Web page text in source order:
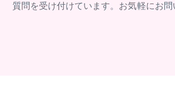
質問を受け付けています。お気軽にお問